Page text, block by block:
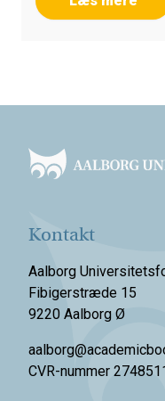
Kontakt
Aalborg
Fibigerstræde 15
9220 Aalborg Ø
CVR-nummer